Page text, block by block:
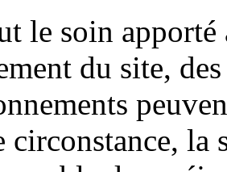
le soin apporté
du site,
circonstance, la